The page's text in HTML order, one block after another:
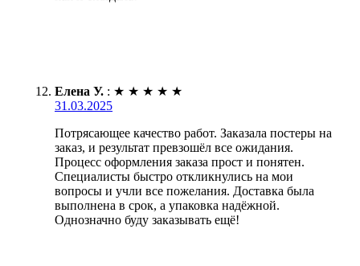
Елена У. : ★ ★ ★ ★ ★
31.03.2025
Потрясающее качество работ. Заказала постеры на
заказ, и результат превзошёл все ожидания.
Процесс оформления заказа прост и понятен.
Специалисты быстро откликнулись на мои
вопросы и учли все пожелания. Доставка была
выполнена в срок, а упаковка надёжной.
Однозначно буду заказывать ещё!